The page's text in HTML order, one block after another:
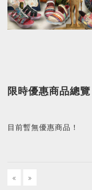
限時優惠商品總覽
目前暫無優惠商品！